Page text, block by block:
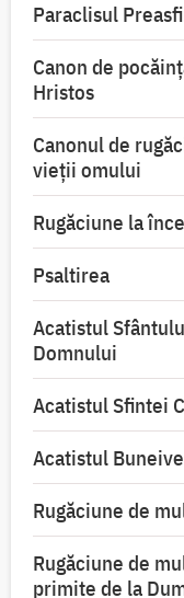
Paraclisul
Canon de
Hristos
Canonul de
vieții omului
Rugăciune la
Psaltirea
Acatistul
Domnului
Acatistul Sfintei
Acatistul
Rugăciune de
Rugăciune de
primite de la